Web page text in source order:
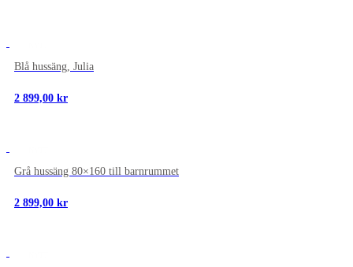
Blå hussäng, Julia
2 899,00 kr
Grå hussäng 80×160 till barnrummet
2 899,00 kr